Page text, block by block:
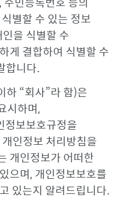
별할 수 있는 정보
을 식별할 수
게 결합하여 식별할 수
합니다.
하 회사 라 함)은
시하며,
정보보호규정을
인정보 처리방침을
개인정보가 어떠한
으며, 개인정보보호를
있는지 알려드립니다.